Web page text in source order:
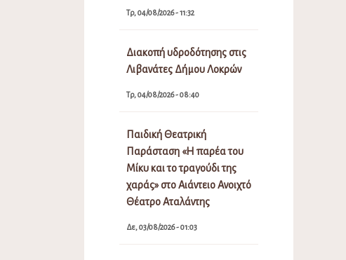
Τρ, 04/08/2026 - 11:32
Διακοπή υδροδότησης στις
Λιβανάτες Δήμου Λοκρών
Τρ, 04/08/2026 - 08:40
Παιδική Θεατρική
Παράσταση «Η παρέα του
Μίκυ και το τραγούδι της
χαράς» στο Αιάντειο Ανοιχτό
Θέατρο Αταλάντης
Δε, 03/08/2026 - 01:03